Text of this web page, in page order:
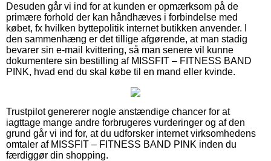
Desuden går vi ind for at kunden er opmærksom på de
primære forhold der kan håndhæves i forbindelse med
købet, fx hvilken byttepolitik internet butikken anvender. I
den sammenhæng er det tillige afgørende, at man stadig
bevarer sin e-mail kvittering, så man senere vil kunne
dokumentere sin bestilling af MISSFIT – FITNESS BAND
PINK, hvad end du skal købe til en mand eller kvinde.
Trustpilot genererer nogle anstændige chancer for at
iagttage mange andre forbrugeres vurderinger og af den
grund går vi ind for, at du udforsker internet virksomhedens
omtaler af MISSFIT – FITNESS BAND PINK inden du
færdiggør din shopping.